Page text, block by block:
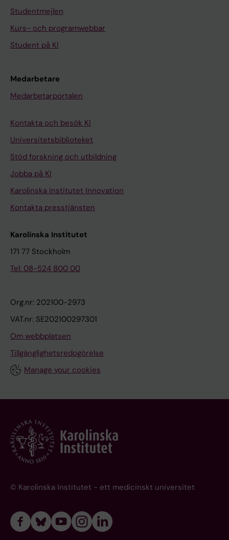
Studentmejlen
Kurs- och programwebbar
Student på KI
Medarbetare
Medarbetarportalen
Kontakta och besök KI
Universitetsbiblioteket
Stöd forskning och utbildning
Jobba på KI
Karolinska Institutet Innovation
Kontakta presstjänsten
Karolinska Institutet
171 77 Stockholm
Tel: 08-524 800 00
Org.nr: 202100-2973
VAT.nr: SE202100297301
Om webbplatsen
Tillgänglighetsredogörelse
Manage your cookies
© Karolinska Institutet - ett medicinskt universitet